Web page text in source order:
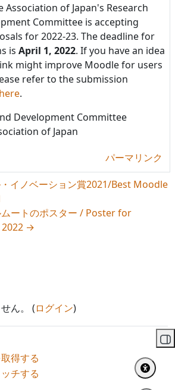
Association of Japan's Research
Committee is accepting
for 2022-23. The deadline for
is April 1, 2022. If you have an idea
might improve Moodle for users
refer to the submission
here.
Development Committee
of Japan
パーマリンク
イノベーション賞2021/Best Moodle
ートのポスター / Poster for
2022 →
ん。 (ログイン)
得する
チする